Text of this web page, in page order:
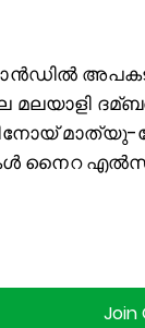
മാത്യു-
‌നൈറ എല്‍സ
Join